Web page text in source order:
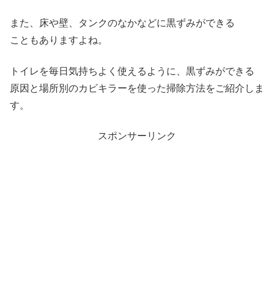
また、床や壁、タンクのなかなどに黒ずみができる
こともありますよね。
トイレを毎日気持ちよく使えるように、黒ずみができる
原因と場所別のカビキラーを使った掃除方法をご紹介しま
す。
スポンサーリンク